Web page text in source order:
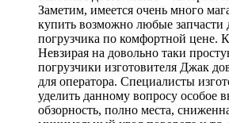
Заметим, имеется очень много
купить возможно любые запчасти
погрузчика по комфортной цене.
Невзирая на довольно таки
погрузчики изготовителя Джак
для оператора. Специалисты
уделить данному вопросу особое
обзорность, полно места,